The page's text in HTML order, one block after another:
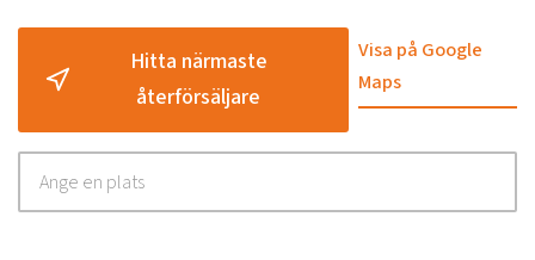
Hitta närmaste
återförsäljare
Visa på Google
Maps